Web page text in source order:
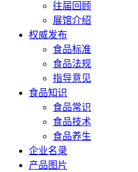
往届回顾
展馆介绍
权威发布
食品标准
食品法规
指导意见
食品知识
食品常识
食品技术
食品养生
企业名录
产品图片